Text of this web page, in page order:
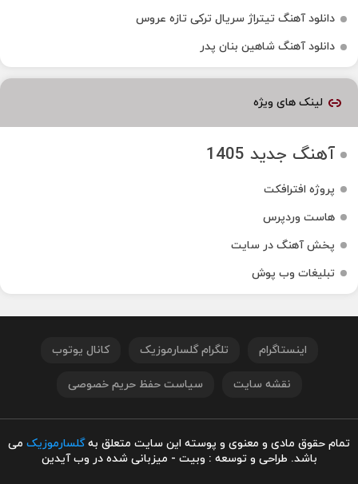
دانلود آهنگ تیتراژ سریال ترکی تازه عروس
دانلود آهنگ شاهین بنان پدر
لینک های ویژه
آهنگ جدید 1405
پروژه افترافکت
هاست وردپرس
پخش آهنگ در سایت
تبلیغات وب پوش
اینستاگرام تلگرام گلسارموزیک کانال یوتوب
نقشه سایت سیاست حفظ حریم خصوصی
تمام حقوق مادی و معنوی و پوسته این سایت متعلق بهگلسارموزیک می
باشد. طراحی و توسعه : وبیت - میزبانی شده در وب آیدین